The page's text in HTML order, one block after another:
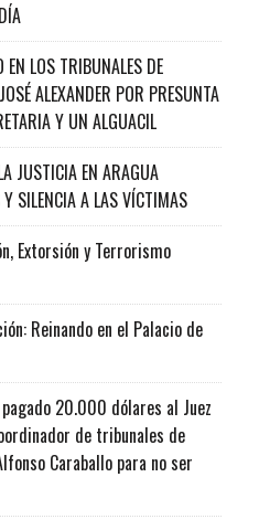
EN LOS TRIBUNALES DE
ALEXANDER POR PRESUNTA
Y UN ALGUACIL
JUSTICIA EN ARAGUA
SILENCIA A LAS VÍCTIMAS
Extorsión y Terrorismo
Reinando en el Palacio de
20.000 dólares al Juez
de tribunales de
Caraballo para no ser